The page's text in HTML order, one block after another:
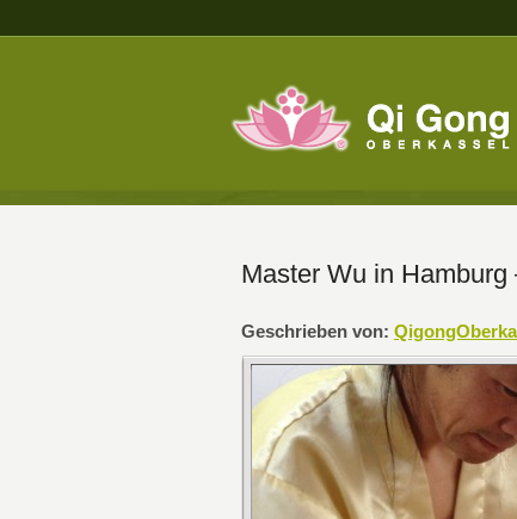
Master Wu in Hamburg
Geschrieben von: